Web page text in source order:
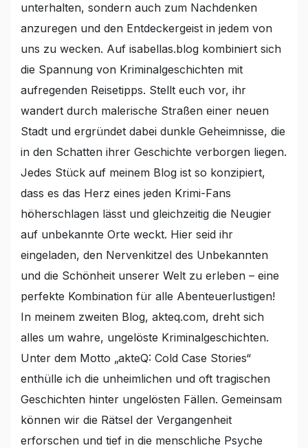
unterhalten, sondern auch zum Nachdenken
anzuregen und den Entdeckergeist in jedem von
uns zu wecken. Auf isabellas.blog kombiniert sich
die Spannung von Kriminalgeschichten mit
aufregenden Reisetipps. Stellt euch vor, ihr
wandert durch malerische Straßen einer neuen
Stadt und ergründet dabei dunkle Geheimnisse, die
in den Schatten ihrer Geschichte verborgen liegen.
Jedes Stück auf meinem Blog ist so konzipiert,
dass es das Herz eines jeden Krimi-Fans
höherschlagen lässt und gleichzeitig die Neugier
auf unbekannte Orte weckt. Hier seid ihr
eingeladen, den Nervenkitzel des Unbekannten
und die Schönheit unserer Welt zu erleben – eine
perfekte Kombination für alle Abenteuerlustigen!
In meinem zweiten Blog, akteq.com, dreht sich
alles um wahre, ungelöste Kriminalgeschichten.
Unter dem Motto „akteQ: Cold Case Stories“
enthülle ich die unheimlichen und oft tragischen
Geschichten hinter ungelösten Fällen. Gemeinsam
können wir die Rätsel der Vergangenheit
erforschen und tief in die menschliche Psyche